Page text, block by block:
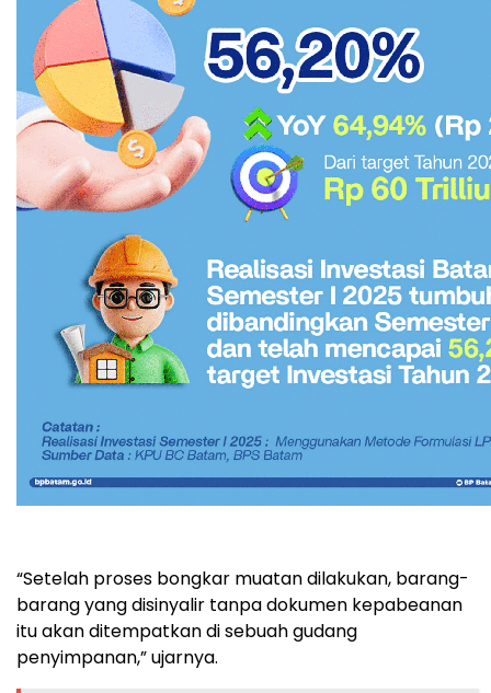
“Setelah proses bongkar muatan dilakukan, barang-
barang yang disinyalir tanpa dokumen kepabeanan
itu akan ditempatkan di sebuah gudang
penyimpanan,” ujarnya.